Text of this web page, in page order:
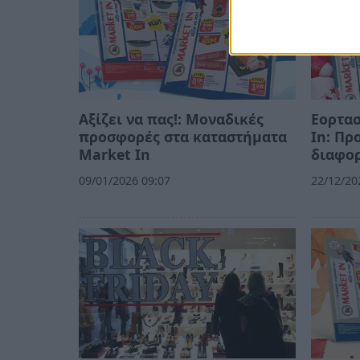
Αξίζει να πας!: Μοναδικές
προσφορές στα καταστήματα
Market In
09/01/2026 09:07
In:
22/12/